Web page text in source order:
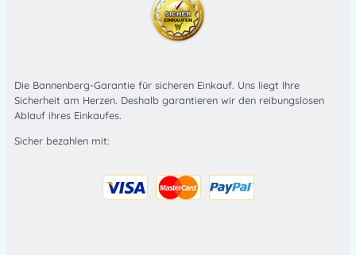
Die Bannenberg-Garantie für sicheren Einkauf. Uns liegt Ihre
Sicherheit am Herzen. Deshalb garantieren wir den reibungslosen
Ablauf ihres Einkaufes.
Sicher bezahlen mit: